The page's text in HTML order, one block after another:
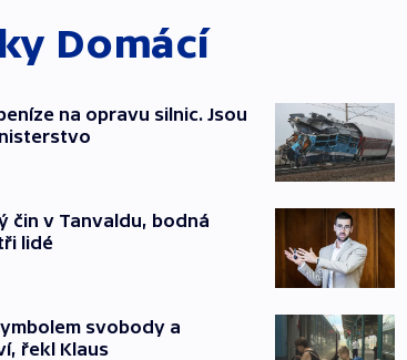
Domácí
na opravu silnic. Jsou
čin v Tanvaldu, bodná
lidé
svobody a
řekl Klaus